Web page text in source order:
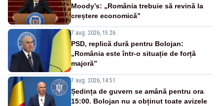
Moody’s: „România trebuie să revină la
creștere economică”
7 aug. 2026, 15:26
PSD, replică dură pentru Bolojan:
„România este într-o situație de forță
majoră”
7 aug. 2026, 14:51
Ședința de guvern se amână pentru ora
15:00. Bolojan nu a obținut toate avizele